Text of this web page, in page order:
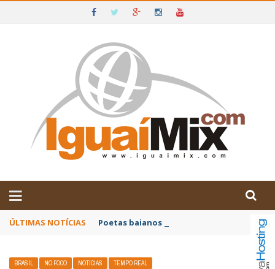
IGUAÍ E SUDOESTE DA BAHIA
ÚLTIMAS NOTÍCIAS Poetas baianos representam o Brasil no
BRASIL NO FOCO NOTÍCIAS TEMPO REAL